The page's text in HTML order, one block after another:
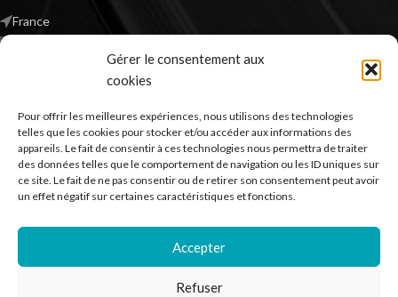
Gérer le consentement aux
cookies
Pour offrir les meilleures expériences, nous utilisons des technologies
telles que les cookies pour stocker et/ou accéder aux informations des
appareils. Le fait de consentir à ces technologies nous permettra de traiter
des données telles que le comportement de navigation ou les ID uniques sur
ce site. Le fait de ne pas consentir ou de retirer son consentement peut avoir
un effet négatif sur certaines caractéristiques et fonctions.
Accepter
Refuser
France
*TVA non applicable – article 293 B du CGI
RECHERCHER DES PRODUITS
NOS SERVICES
BESOIN D’AIDE ?